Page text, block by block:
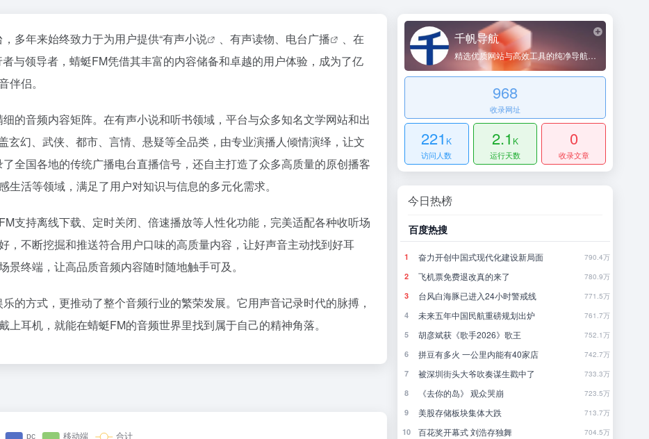
多年来始终致力于为用户提供“有声小说 、有声读物、 电台广播 、 在
与领导者，蜻蜓FM凭借其丰富的内容储备和卓越的用户体验，成为了亿
侣。
的音频内容矩阵。在有声小说和听书领域，平台与众多知名文学网站和出
玄幻、武侠、都市、言情、悬疑等全品类，由专业演播人倾情演绎，让文
全国各地的传统广播电台直播信号，还自主打造了众多高质量的原创播客
活等领域，满足了用户对知识与信息的多元化需求。
支持离线下载、定时关闭、倍速播放等人性化功能，完美适配各种收听场
，不断挖掘和推送符合用户口味的高质量内容，让好声音主动找到好耳
终端，让高品质音频内容随时随地触手可及。
的方式，更推动了整个音频行业的繁荣发展。它用声音记录时代的脉搏，
耳机，就能在蜻蜓FM的音频世界里找到属于自己的精神角落。
千帆导航
精选优质网站与高效工具的纯净导航平台
968
收录网址
221 K
访问人数
2.1 K
运行天数
0
收录文章
今日热榜
36氪
3 花800块钱找点罪受
24小时健身房里，泡满了待业的年轻人
百度热搜
1 奋力开创中国式现代化建设新局面 790.4万
2 飞机票免费退改真的来了 780.9万
3 台风白海豚已进入24小时警戒线 771.5万
4 未来五年中国民航重磅规划出炉 761.7万
5 胡彦斌获《歌手2026》歌王 752.1万
6 拼豆有多火 一公里内能有40家店 742.7万
7 被深圳街头大爷吹奏谋生戳中了 733.3万
8 《去你的岛》 观众哭崩 723.5万
9 美股存储板块集体大跌 713.7万
10 百花奖开幕式 刘浩存独舞 704.5万